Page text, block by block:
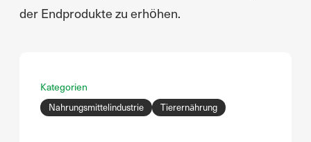
der Endprodukte zu erhöhen.
Kategorien
Nahrungsmittelindustrie Tierernährung